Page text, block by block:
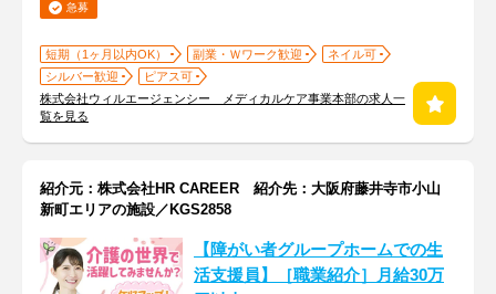
急募
短期（1ヶ月以内OK） 副業・Ｗワーク歓迎
ネイル可
シルバー歓迎
ピアス可
株式会社ウィルエージェンシー メディカルケア事業本部の求人一
覧を見る
紹介元：株式会社HR CAREER 紹介先：大阪府藤井寺市小山
新町エリアの施設／KGS2858
【障がい者グループホームでの生
活支援員】［職業紹介］月給30万